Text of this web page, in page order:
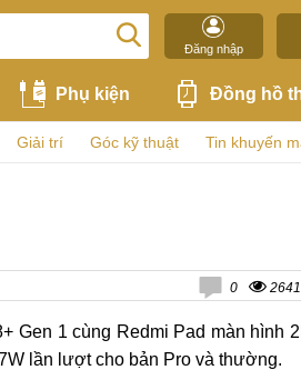
Đăng nhập
Phụ kiện Đồng hồ
Giải trí Góc kỹ thuật Tin khuyến
0 2641
Gen 1 cùng Redmi Pad màn hình
lần lượt cho bản Pro và thường.